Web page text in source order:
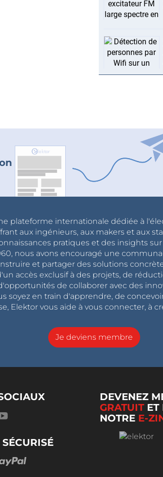
plateforme internationale dédiée à
aux ingénieurs, aux makers et aux
pratiques et des insights
nous avons encouragé une
et partager des solutions
accès exclusif à des projets, de
de collaborer avec des
soyez en train d'apprendre, de
Elektor vous aide à vous connecter, à
Je deviens membre
DEVENEZ
GRATUITET
NOTRE E-